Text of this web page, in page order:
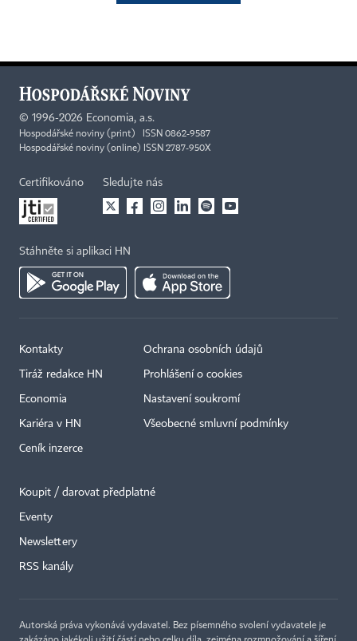
© 1996-2026 Economia, a.s.
Hospodářské noviny (print) ISSN 0862-9587
Hospodářské noviny (online) ISSN 2787-950X
Certifikováno Sledujte nás
Stáhněte si aplikaci HN
Kontakty
Tiráž redakce HN
Economia
Kariéra v HN
Ceník inzerce
Ochrana osobních údajů
Prohlášení o cookies
Nastavení soukromí
Všeobecné smluvní podmínky
Koupit / darovat předplatné
Eventy
Newslettery
RSS kanály
Autorská práva vykonává vydavatel. Bez písemného svolení vydavatele je